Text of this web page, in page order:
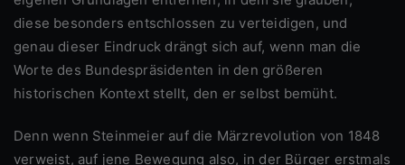
diese besonders entschlossen zu verteidigen, und
genau dieser Eindruck drängt sich auf, wenn man die
Worte des Bundespräsidenten in den größeren
historischen Kontext stellt, den er selbst bemüht.
Denn wenn Steinmeier auf die Märzrevolution von 1848
verweist, auf jene Bewegung also, in der Bürger erstmals